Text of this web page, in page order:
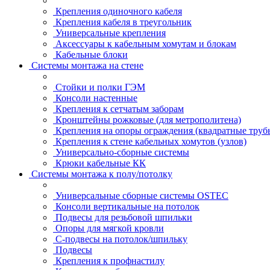
Крепления одиночного кабеля
Крепления кабеля в треугольник
Универсальные крепления
Аксессуары к кабельным хомутам и блокам
Кабельные блоки
Системы монтажа на стене
Стойки и полки ГЭМ
Консоли настенные
Крепления к сетчатым заборам
Кронштейны рожковые (для метрополитена)
Крепления на опоры ограждения (квадратные
Крепления к стене кабельных хомутов (узлов)
Универсально-сборные системы
Крюки кабельные КК
Системы монтажа к полу/потолку
Универсальные сборные системы OSTEC
Консоли вертикальные на потолок
Подвесы для резьбовой шпильки
Опоры для мягкой кровли
С-подвесы на потолок/шпильку
Подвесы
Крепления к профнастилу